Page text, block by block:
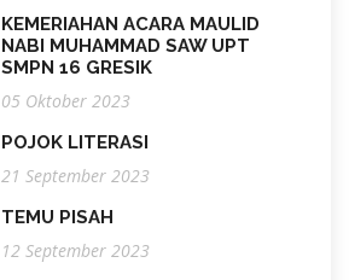
KEMERIAHAN ACARA MAULID
NABI MUHAMMAD SAW UPT
SMPN 16 GRESIK
05 Oktober 2023
POJOK LITERASI
21 September 2023
TEMU PISAH
12 September 2023